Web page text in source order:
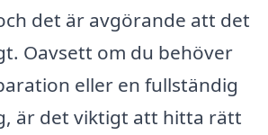
det är avgörande att det
Oavsett om du behöver
eller en fullständig
är det viktigt att hitta rätt